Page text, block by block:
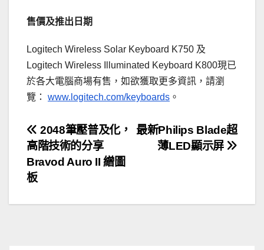
售價及推出日期
Logitech Wireless Solar Keyboard K750 及
Logitech Wireless Illuminated Keyboard K800現已
於各大電腦商場有售，如欲獲取更多資訊，請瀏
覽： www.logitech.com/keyboards 。
文
章
導
覽
最新Philips Blade超
薄LED顯示屏
2048筆壓普及化，
高階技術的分享
Bravod Auro II 繒圖
板